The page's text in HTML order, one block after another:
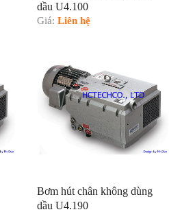
dầu U4.100
Giá: Liên hệ
Bơm hút chân không dùng
dầu U4.190